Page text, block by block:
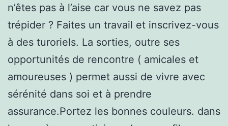
n’êtes pas à l’aise car vous ne savez pas
trépider ? Faites un travail et inscrivez-vous
à des turoriels. La sorties, outre ses
opportunités de rencontre ( amicales et
amoureuses ) permet aussi de vivre avec
sérénité dans soi et à prendre
assurance.Portez les bonnes couleurs. dans